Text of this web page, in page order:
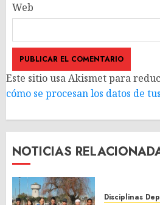
Web
Este sitio usa Akismet para
cómo se procesan los datos de
NOTICIAS
Disciplinas